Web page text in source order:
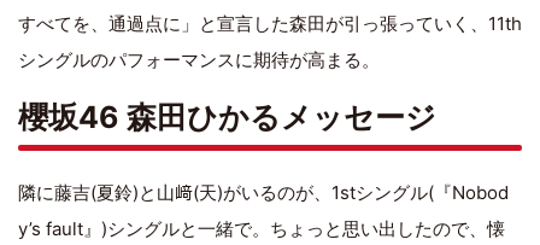
すべてを、通過点に」と宣言した森田が引っ張っていく、11th
シングルのパフォーマンスに期待が高まる。
櫻坂46 森田ひかるメッセージ
隣に藤吉(夏鈴)と山﨑(天)がいるのが、1stシングル(『Nobod
y’s fault』)シングルと一緒で。ちょっと思い出したので、懐